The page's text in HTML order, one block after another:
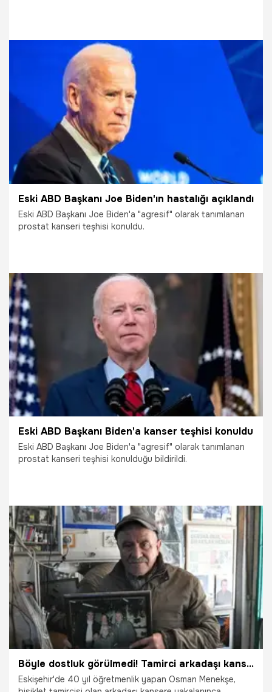
Dünya
Eski ABD Başkanı Joe Biden'ın hastalığı açıklandı
Eski ABD Başkanı Joe Biden'a "agresif" olarak tanımlanan
prostat kanseri teşhisi konuldu.
19.05.2025 Dünya
Eski ABD Başkanı Biden'a kanser teşhisi konuldu
Eski ABD Başkanı Joe Biden'a "agresif" olarak tanımlanan
prostat kanseri teşhisi konulduğu bildirildi.
18.05.2025 Dünya
Böyle dostluk görülmedi! Tamirci arkadaşı kanser oldu, dükkanı kapanmasın diye tamirci oldu
Eskişehir'de 40 yıl öğretmenlik yapan Osman Menekşe,